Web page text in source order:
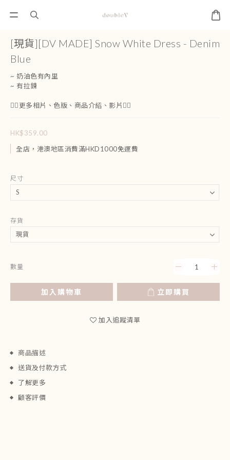
[現貨][DV MADE] Snow White Dress - Denim
Blue
~ 奶油色有內里
~ 有拉鍊
👇🏻更多相片、色版、商品介紹、影片👇🏻
HK$359.00
全店，港澳地區消費滿HKD1000免運費
尺寸
存貨
數量
加入購物車 立即購買
加入追蹤清單
商品描述
送貨及付款方式
了解更多
顧客評價